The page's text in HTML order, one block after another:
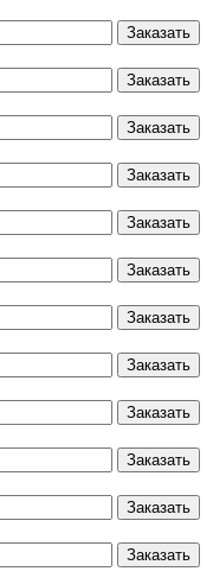
Заказать
Заказать
Заказать
Заказать
Заказать
Заказать
Заказать
Заказать
Заказать
Заказать
Заказать
Заказать